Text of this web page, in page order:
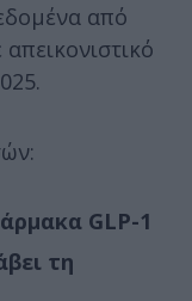
από
GLP-1
τη